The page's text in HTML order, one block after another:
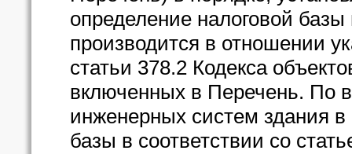
определение налоговой
производится в отношении
статьи 378.2 Кодекса
включенных в Перечень. По
инженерных систем здания
базы в соответствии со